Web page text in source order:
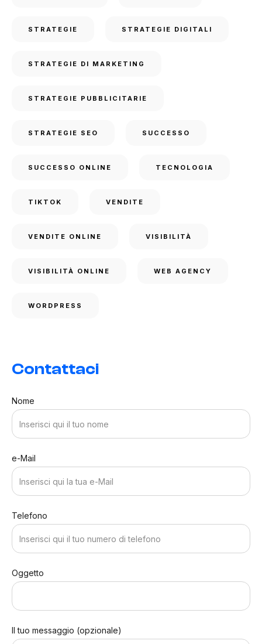
STRATEGIE STRATEGIE DIGITALI
STRATEGIE DI MARKETING
STRATEGIE PUBBLICITARIE
STRATEGIE SEO SUCCESSO
SUCCESSO ONLINE TECNOLOGIA
TIKTOK VENDITE
VENDITE ONLINE VISIBILITÀ
VISIBILITÀ ONLINE WEB AGENCY
WORDPRESS
Contattaci
Nome
e-Mail
Telefono
Oggetto
Il tuo messaggio (opzionale)